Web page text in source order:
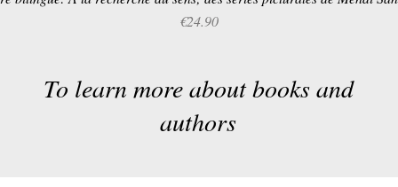
Price
€24.90
To learn more about books and
authors